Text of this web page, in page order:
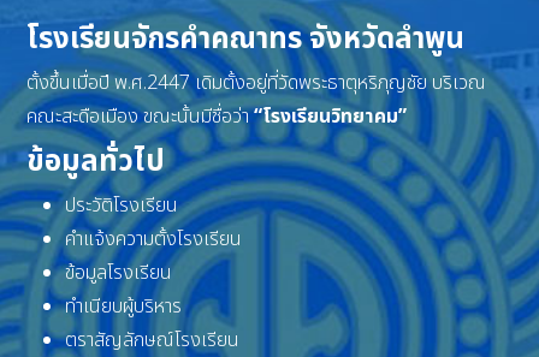
โรงเรียนจักรคำคณาทร จังหวัดลำพูน
ตั้งขึ้นเมื่อปี พ.ศ.2447 เดิมตั้งอยู่ที่วัดพระธาตุหริภุญชัย บริเวณ
คณะสะดือเมือง ขณะนั้นมีชื่อว่า“โรงเรียนวิทยาคม”
ข้อมูลทั่วไป
ประวัติโรงเรียน
คำแจ้งความตั้งโรงเรียน
ข้อมูลโรงเรียน
ทำเนียบผู้บริหาร
ตราสัญลักษณ์โรงเรียน